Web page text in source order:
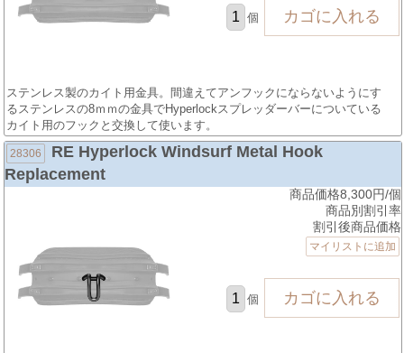
個
ステンレス製のカイト用金具。間違えてアンフックにならないようにす
るステンレスの8ｍｍの金具でHyperlockスプレッダーバーについている
カイト用のフックと交換して使います。
28306
RE Hyperlock Windsurf Metal Hook
Replacement
商品価格8,300円/個
商品別割引率
割引後商品価格
マイリストに追加
個